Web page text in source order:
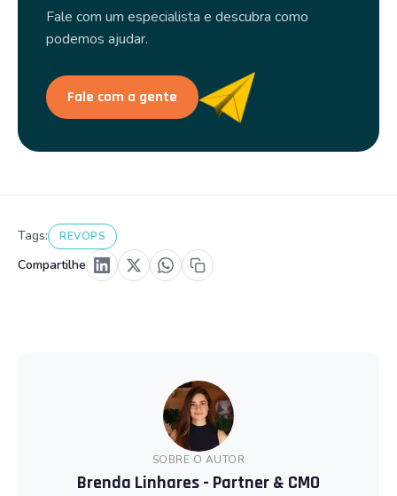
Fale com um especialista e descubra como
podemos ajudar.
Fale com a gente
Tags: REVOPS
Compartilhe
SOBRE O AUTOR
Brenda Linhares - Partner & CMO